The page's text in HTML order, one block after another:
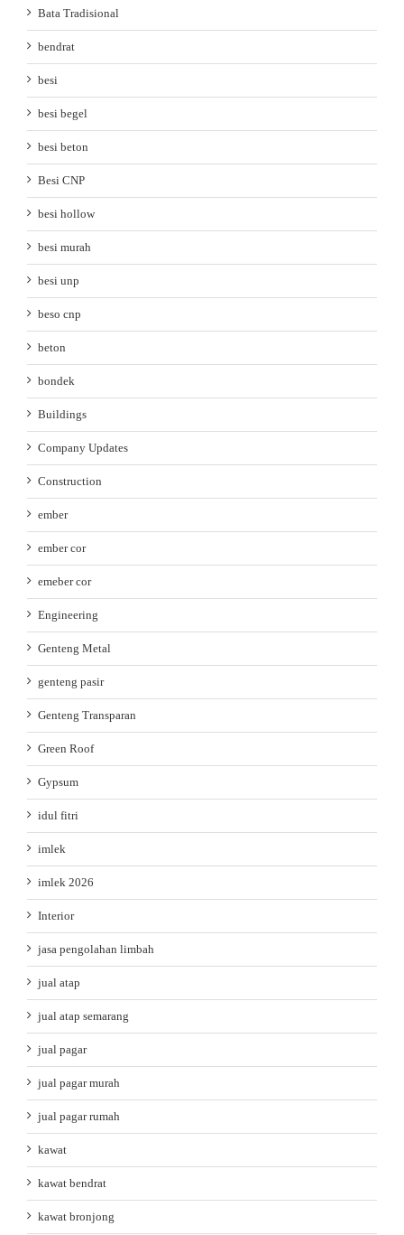
Bata Tradisional
bendrat
besi
besi begel
besi beton
Besi CNP
besi hollow
besi murah
besi unp
beso cnp
beton
bondek
Buildings
Company Updates
Construction
ember
ember cor
emeber cor
Engineering
Genteng Metal
genteng pasir
Genteng Transparan
Green Roof
Gypsum
idul fitri
imlek
imlek 2026
Interior
jasa pengolahan limbah
jual atap
jual atap semarang
jual pagar
jual pagar murah
jual pagar rumah
kawat
kawat bendrat
kawat bronjong